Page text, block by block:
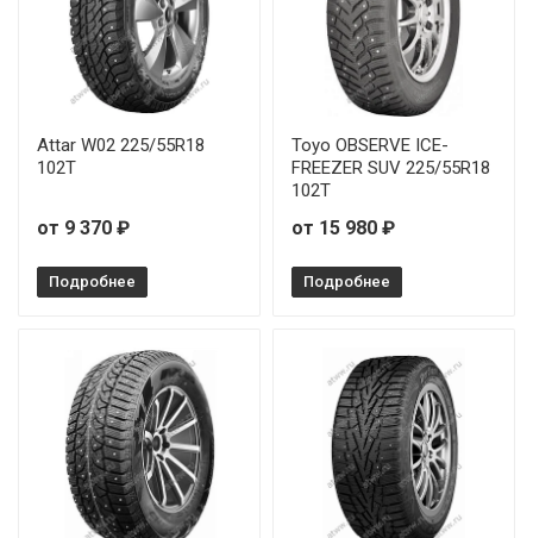
Attar W02 225/55R18
102Т
от 9 370 ₽
Подробнее
Toyo OBSERVE ICE-
FREEZER SUV 225/55R18
102T
от 15 980 ₽
Подробнее